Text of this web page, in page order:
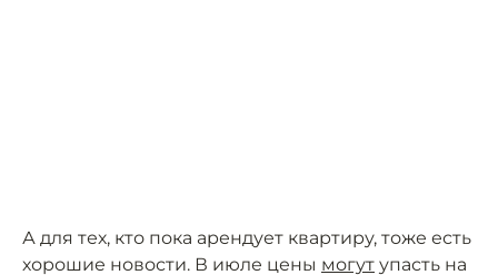
А для тех, кто пока арендует квартиру, тоже есть
хорошие новости. В июле цены могут упасть на